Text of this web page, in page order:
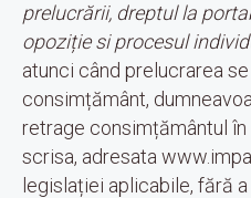
prelucrării, dreptul la
opoziție si procesul
atunci când prelucrarea
consimțământ,
retrage consimțământul
scrisa, adresata
legislației aplicabile, fără